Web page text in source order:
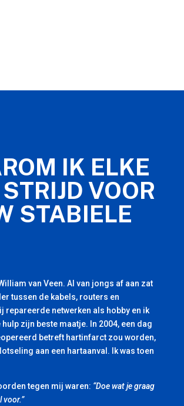
IK ELKE
VOOR
STABIELE
van Veen. Al van jongs af aan zat
tussen de kabels, routers en
repareerde netwerken als hobby en ik
zijn beste maatje. In 2004, een dag
betreft hartinfarct zou worden,
aan een hartaanval. Ik was toen
tegen mij waren: “Doe wat je graag
voor.”